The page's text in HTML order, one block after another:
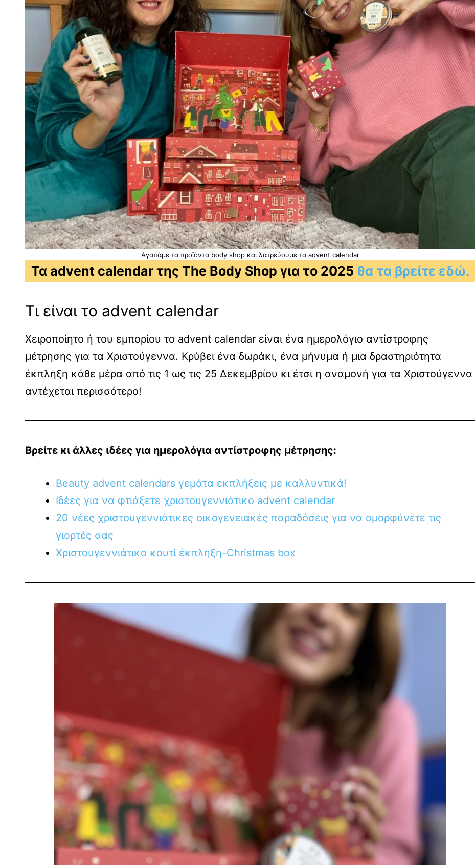
Αγαπάμε τα προϊόντα body shop και λατρεύουμε τα advent calendar
Τα advent calendar της The Body Shop για το 2025 θα τα βρείτε εδώ.
Τι είναι το advent calendar
Χειροποίητο ή του εμπορίου το advent calendar είναι ένα ημερολόγιο αντίστροφης
μέτρησης για τα Χριστούγεννα. Κρύβει ένα δωράκι, ένα μήνυμα ή μια δραστηριότητα
έκπληξη κάθε μέρα από τις 1 ως τις 25 Δεκεμβρίου κι έτσι η αναμονή για τα Χριστούγεννα
αντέχεται περισσότερο!
Βρείτε κι άλλες ιδέες για ημερολόγια αντίστροφης μέτρησης:
Beauty advent calendars γεμάτα εκπλήξεις με καλλυντικά!
Ιδέες για να φτιάξετε χριστουγεννιάτικο advent calendar
20 νέες χριστουγεννιάτικες οικογενειακές παραδόσεις για να ομορφύνετε τις
γιορτές σας
Χριστουγεννιάτικο κουτί έκπληξη-Christmas box